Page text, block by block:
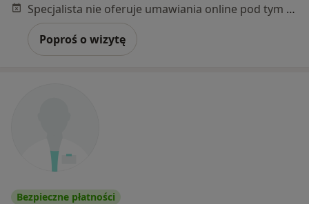
Specjalista nie oferuje umawiania online pod tym adresem.
Poproś o wizytę
Bezpieczne płatności